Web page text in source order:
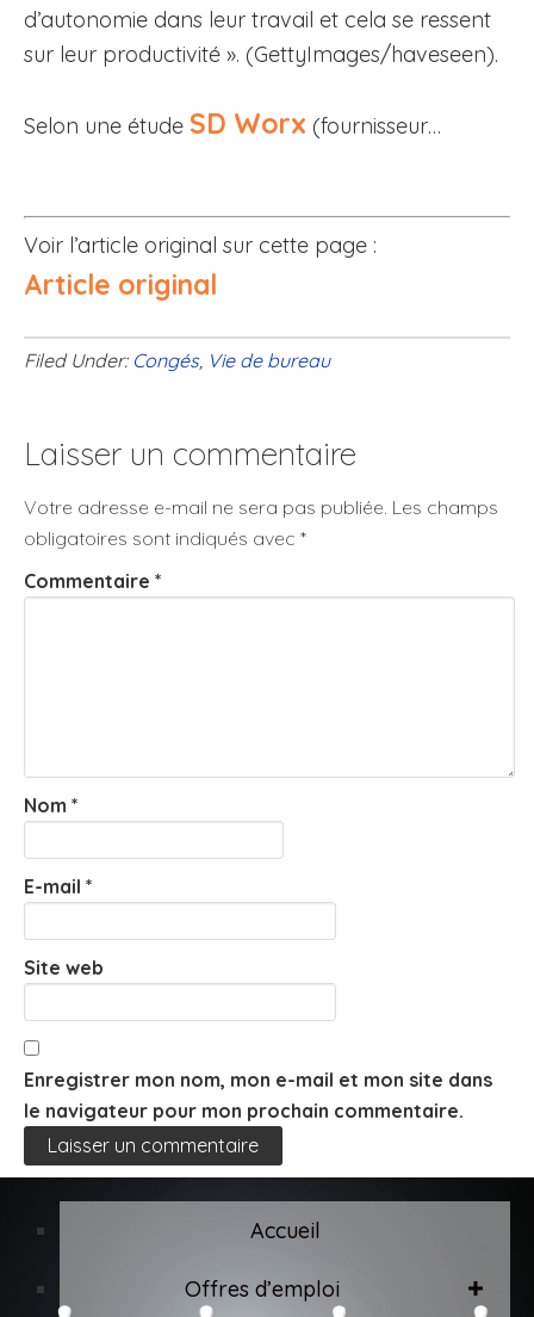
d’autonomie dans leur travail et cela se ressent
sur leur productivité ». (GettyImages/haveseen).
Selon une étude SD Worx (fournisseur…
Voir l’article original sur cette page :
Article original
Filed Under: Congés, Vie de bureau
Laisser un commentaire
Votre adresse e-mail ne sera pas publiée. Les champs
obligatoires sont indiqués avec *
Commentaire *
Nom *
E-mail *
Site web
Enregistrer mon nom, mon e-mail et mon site dans
le navigateur pour mon prochain commentaire.
Accueil
Offres d’emploi